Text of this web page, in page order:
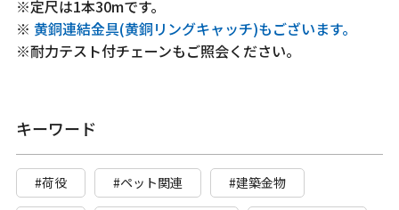
※定尺は1本30mです。
※ 黄銅連結金具(黄銅リングキャッチ)もございます。
※耐力テスト付チェーンもご照会ください。
キーワード
#荷役 #ペット関連 #建築金物